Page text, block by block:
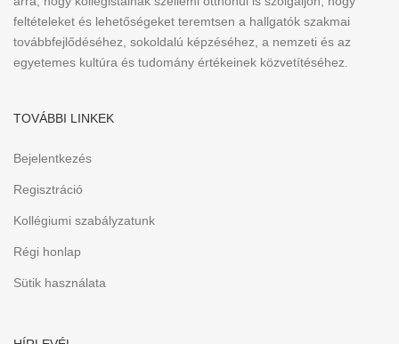
feltételeket és lehetőségeket teremtsen a hallgatók szakmai
továbbfejlődéséhez, sokoldalú képzéséhez, a nemzeti és az
egyetemes kultúra és tudomány értékeinek közvetítéséhez.
TOVÁBBI LINKEK
Bejelentkezés
Regisztráció
Kollégiumi szabályzatunk
Régi honlap
Sütik használata